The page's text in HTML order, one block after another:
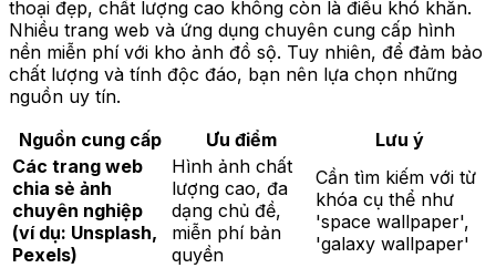
thoại đẹp, chất lượng cao không còn là điều khó khăn.
Nhiều trang web và ứng dụng chuyên cung cấp hình
nền miễn phí với kho ảnh đồ sộ. Tuy nhiên, để đảm bảo
chất lượng và tính độc đáo, bạn nên lựa chọn những
nguồn uy tín.
Nguồn cung cấp
Ưu điểm
Lưu ý
Các trang web
chia sẻ ảnh
chuyên nghiệp
(ví dụ: Unsplash,
Pexels)
Hình ảnh chất
lượng cao, đa
dạng chủ đề,
miễn phí bản
quyền
Cần tìm kiếm với từ
khóa cụ thể như
'space wallpaper',
'galaxy wallpaper'